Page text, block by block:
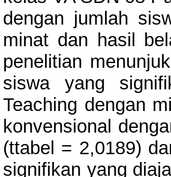
dengan jumlah
minat dan hasil
penelitian
siswa yang
Teaching dengan
konvensional
(ttabel = 2,0189)
signifikan yang